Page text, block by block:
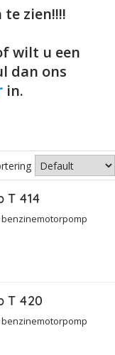
zien!!!!
wilt u een
dan ons
in.
T 414
T 420